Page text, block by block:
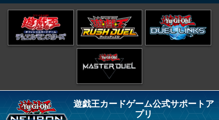
遊戯王カードゲーム公式サポートア
プリ